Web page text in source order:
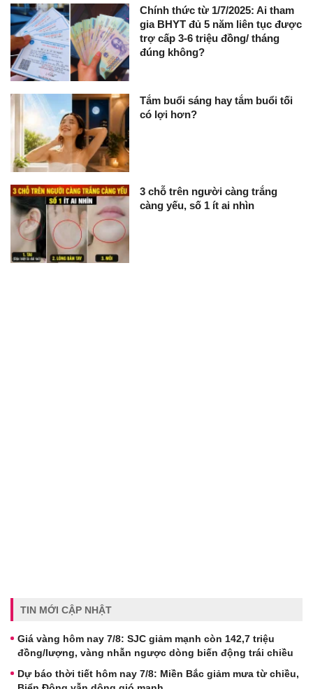
Chính thức từ 1/7/2025: Ai tham
gia BHYT đủ 5 năm liên tục được
trợ cấp 3-6 triệu đồng/ tháng
đúng không?
Tắm buổi sáng hay tắm buổi tối
có lợi hơn?
3 chỗ trên người càng trắng
càng yếu, số 1 ít ai nhìn
TIN MỚI CẬP NHẬT
Giá vàng hôm nay 7/8: SJC giảm mạnh còn 142,7 triệu
đồng/lượng, vàng nhẫn ngược dòng biến động trái chiều
Dự báo thời tiết hôm nay 7/8: Miền Bắc giảm mưa từ chiều,